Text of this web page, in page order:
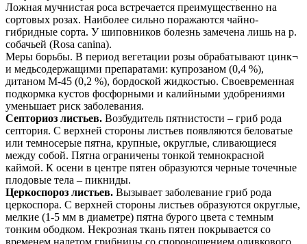
Ложная мучнистая роса встречается преимущественно на
сортовых розах. Наиболее сильно поражаются чайно­
гибридные сорта. У шиповников болезнь замечена лишь на р.
собачьей (Rosa canina).
Меры борьбы. В период вегетации розы обрабатывают цинк¬
и медьсодержащими препаратами: купрозаном (0,4 %),
дитаном М-45 (0,2 %), бордоской жидкостью. Своевременная
подкормка кустов фосфорными и калийными удобрениями
уменьшает риск заболевания.
Септориоз листьев. Возбудитель пятнистости – гриб рода
септория. С верхней стороны листьев появляются беловатые
или темно­серые пятна, крупные, округлые, сливающиеся
между собой. Пятна ограничены тонкой темно­красной
каймой. К осени в центре пятен образуются черные точечные
плодовые тела – пикниды.
Церкоспороз листьев. Вызывает заболевание гриб рода
церкоспора. С верхней стороны листьев образуются округлые,
мелкие (1-5 мм в диаметре) пятна бурого цвета с темным
тонким ободком. Некрозная ткань пятен покрывается со